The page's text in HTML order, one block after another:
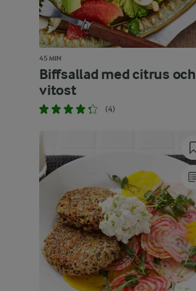
45 MIN
Biffsallad med citrus och
vitost
(4)